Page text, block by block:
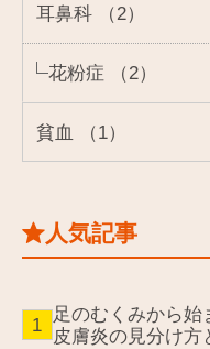
耳鼻科 （2）
花粉症 （2）
貧血 （1）
人気記事
足のむくみから始
皮膚炎の見分け方